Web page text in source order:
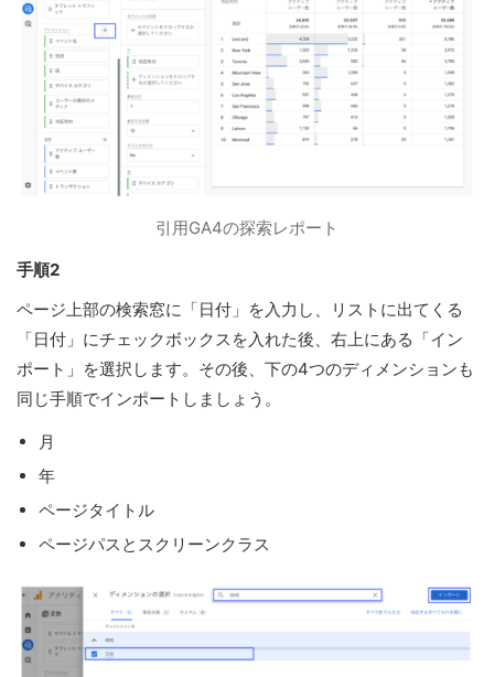
引用GA4の探索レポート
手順2
ページ上部の検索窓に「日付」を入力し、リストに出てくる
「日付」にチェックボックスを入れた後、右上にある「イン
ポート」を選択します。その後、下の4つのディメンションも
同じ手順でインポートしましょう。
月
年
ページタイトル
ページパスとスクリーンクラス